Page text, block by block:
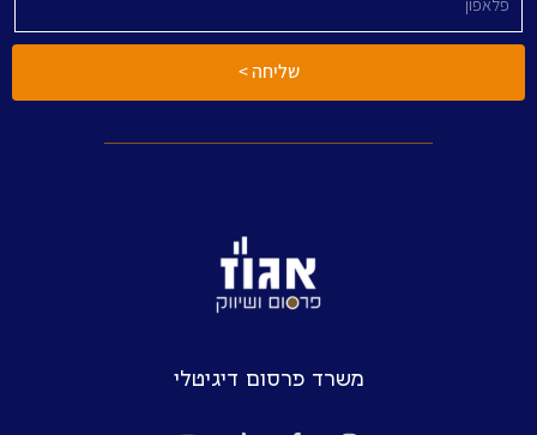
שליחה >
משרד פרסום דיגיטלי